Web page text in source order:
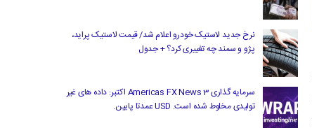
نرخ جدید لاستیک خودرو اعلام شد/ قیمت لاستیک پراید،
پژو و سمند چه تغییری کرد؟ + جدول
سرمایه گذاری Americas FX News 3 اکتبر: داده های غیر
تولیدی مخلوط شده است. USD عمدتا پایین.